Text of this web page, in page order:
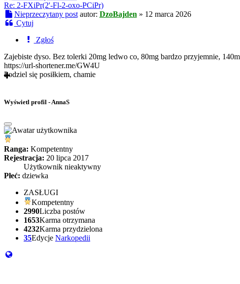
Re: 2-FXiPr(2'-Fl-2-oxo-PCiPr)
Nieprzeczytany post autor: DzoBajden » 12 marca 2026
Cytuj
Zgłoś
Zajebiste dyso. Bez tolerki 20mg ledwo co, 80mg bardzo przyjemnie,
https://url-shortener.me/GW4U
Podziel się posiłkiem, chamie
Wyświetl profil - AnnaS
Ranga: Kompetentny
Rejestracja: 20 lipca 2017
Użytkownik nieaktywny
Płeć: dziewka
ZASŁUGI
Kompetentny
2990Liczba postów
1653Karma otrzymana
4232Karma przydzielona
35Edycje Narkopedii